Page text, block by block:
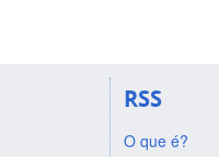
RSS
O que é?